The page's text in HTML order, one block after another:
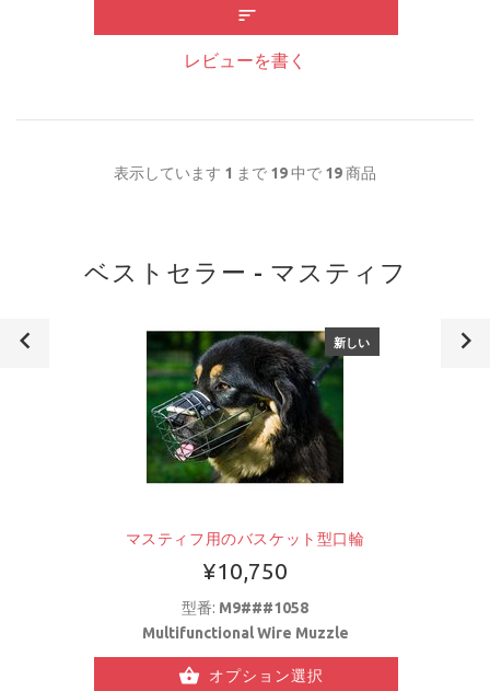
レビューを書く
表示しています 1 まで 19中で 19商品
ベストセラー - マスティフ
マスティフ用のバスケット型口輪
新しい
¥10,750
型番: M9###1058
Multifunctional Wire Muzzle
オプション選択